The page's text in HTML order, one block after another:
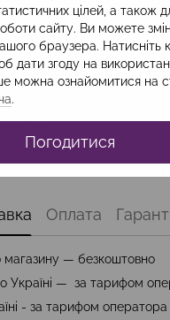
цілей, а також
сайту. Ви можете
браузера. Натисніть
дати згоду на
можна ознайомитися на
.
Погодитися
Весна-Літо
Оплата
магазину — безкоштовно
Україні — за тарифом
- за тарифом оператора